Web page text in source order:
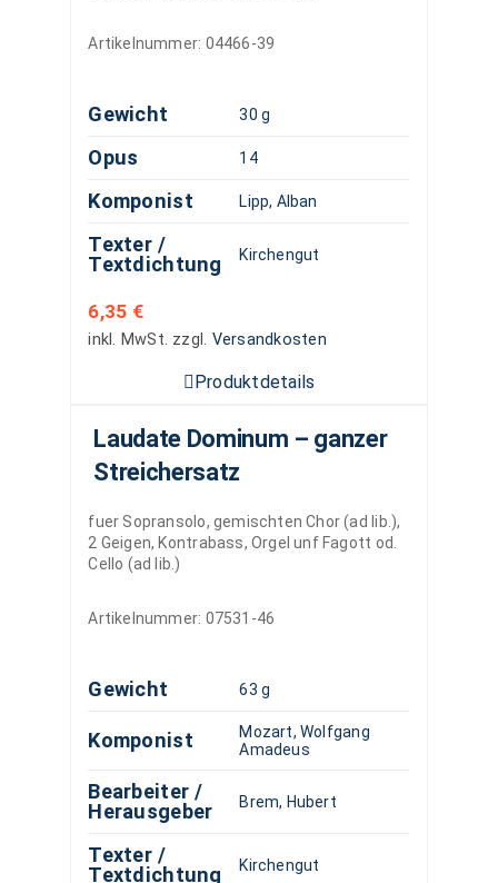
Artikelnummer: 04466-39
Gewicht 30 g
Opus 14
Komponist Lipp, Alban
Texter /
Textdichtung
Kirchengut
6,35 €
inkl. MwSt. zzgl. Versandkosten
Produktdetails
Laudate Dominum – ganzer
Streichersatz
fuer Sopransolo, gemischten Chor (ad lib.),
2 Geigen, Kontrabass, Orgel unf Fagott od.
Cello (ad lib.)
Artikelnummer: 07531-46
Gewicht 63 g
Komponist
Mozart, Wolfgang
Amadeus
Bearbeiter /
Herausgeber
Brem, Hubert
Texter /
Textdichtung
Kirchengut